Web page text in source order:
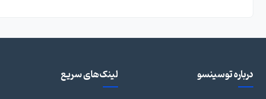
درباره توسینسو لینک‌های سریع